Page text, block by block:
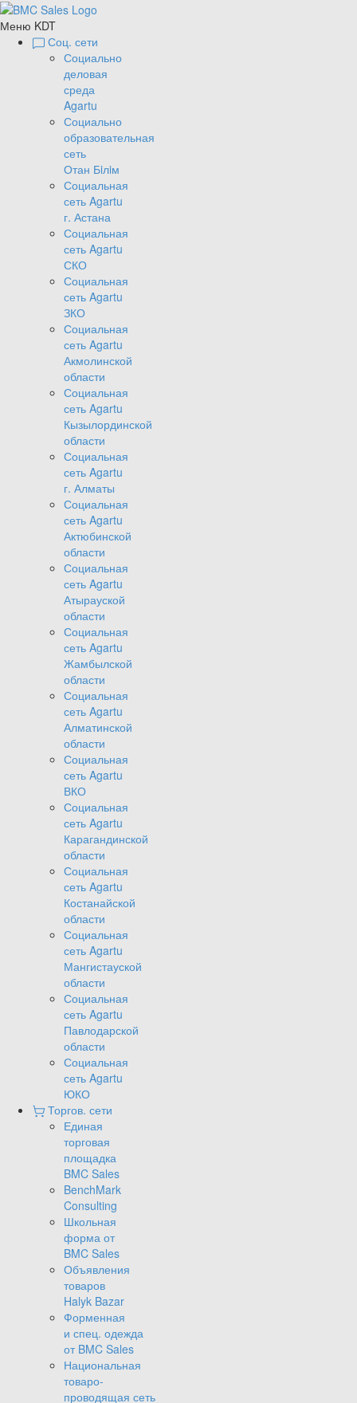
Меню KDT
Соц. сети
Социально
деловая
среда
Agartu
Социально
образовательная
сеть
Отан Бiлiм
Социальная
сеть Agartu
г. Астана
Социальная
сеть Agartu
СКО
Социальная
сеть Agartu
ЗКО
Социальная
сеть Agartu
Акмолинской
области
Социальная
сеть Agartu
Кызылординской
области
Социальная
сеть Agartu
г. Алматы
Социальная
сеть Agartu
Актюбинской
области
Социальная
сеть Agartu
Атырауской
области
Социальная
сеть Agartu
Жамбылской
области
Социальная
сеть Agartu
Алматинской
области
Социальная
сеть Agartu
ВКО
Социальная
сеть Agartu
Карагандинской
области
Социальная
сеть Agartu
Костанайской
области
Социальная
сеть Agartu
Мангистауской
области
Социальная
сеть Agartu
Павлодарской
области
Социальная
сеть Agartu
ЮКО
Торгов. сети
Единая
торговая
площадка
BMC Sales
BenchMark
Consulting
Школьная
форма от
BMC Sales
Объявления
товаров
Halyk Bazar
Форменная
и спец. одежда
от BMC Sales
Национальная
товаро-
проводящая сеть